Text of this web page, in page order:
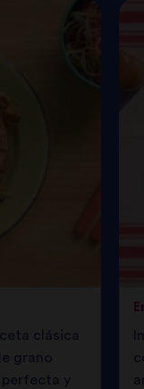
clásica
grano
perfecta y